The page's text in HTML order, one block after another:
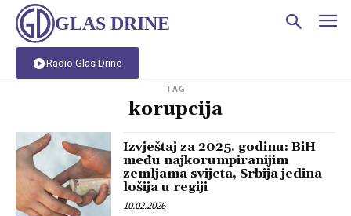
GLAS DRINE
Radio Glas Drine
TAG
korupcija
Izvještaj za 2025. godinu: BiH
među najkorumpiranijim
zemljama svijeta, Srbija jedina
lošija u regiji
10.02.2026